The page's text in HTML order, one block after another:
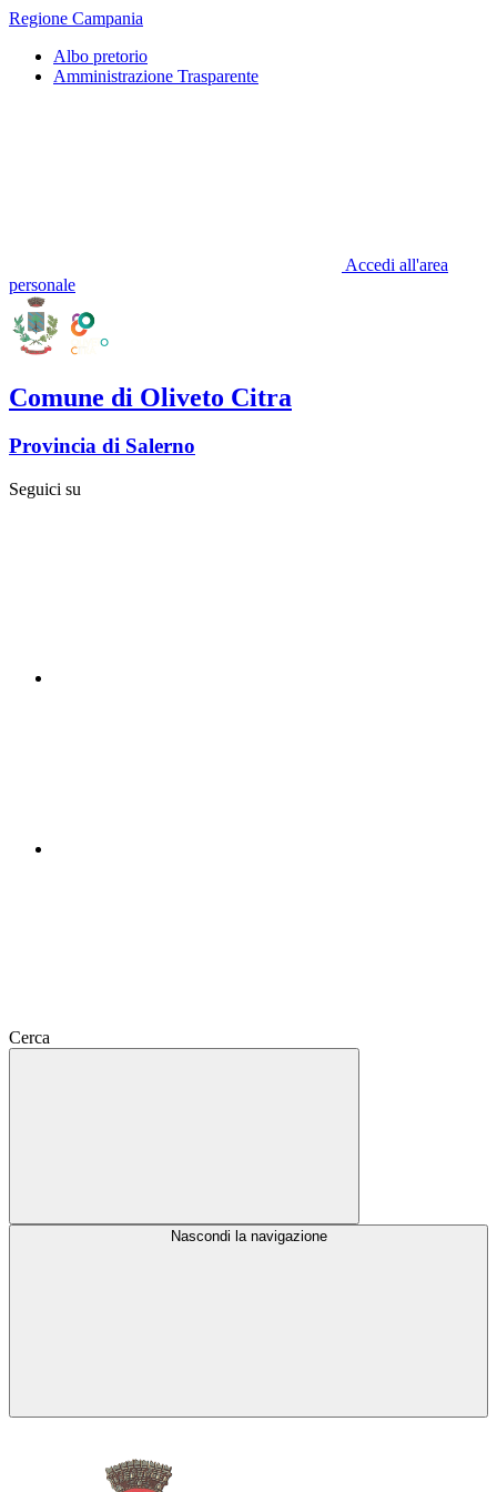
Regione Campania
Albo pretorio
Amministrazione Trasparente
Accedi all'area
personale
Comune di Oliveto Citra
Provincia di Salerno
Seguici su
Cerca
Nascondi la navigazione